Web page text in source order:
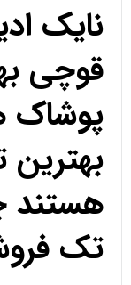
نایک
قوچی
پوشاک
بهترین
تک